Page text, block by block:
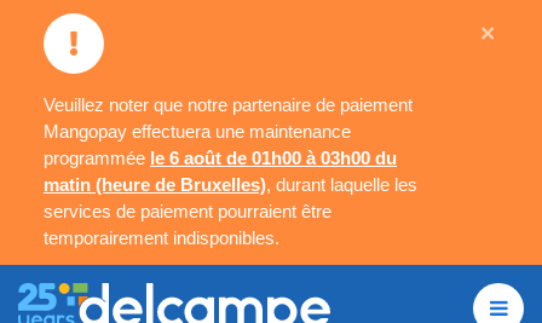
Veuillez noter que notre partenaire de paiement
Mangopay effectuera une maintenance
programmée le 6 août de 01h00 à 03h00 du
matin (heure de Bruxelles), durant laquelle les
services de paiement pourraient être
temporairement indisponibles.
×